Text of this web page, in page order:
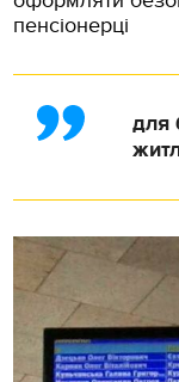
пенсіонерці
для